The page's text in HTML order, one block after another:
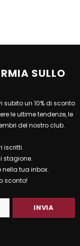
SULLO
un 10% di sconto
le ultime tendenze, le
del nostro club.
iscritti.
stagione.
nella tua inbox.
sconto!